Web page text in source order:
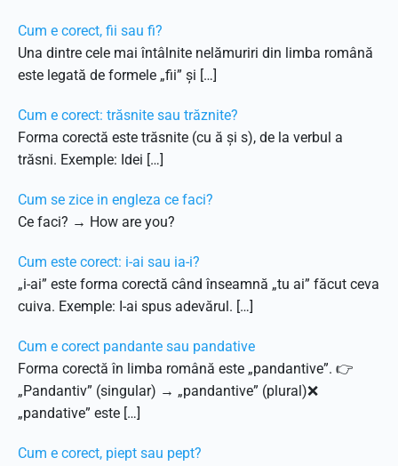
Cum e corect, fii sau fi?
Una dintre cele mai întâlnite nelămuriri din limba română
este legată de formele „fii” și […]
Cum e corect: trăsnite sau trăznite?
Forma corectă este trăsnite (cu ă și s), de la verbul a
trăsni. Exemple: Idei […]
Cum se zice in engleza ce faci?
Ce faci? → How are you?
Cum este corect: i-ai sau ia-i?
„i-ai” este forma corectă când înseamnă „tu ai” făcut ceva
cuiva. Exemple: I-ai spus adevărul. […]
Cum e corect pandante sau pandative
Forma corectă în limba română este „pandantive”. 👉
„Pandantiv” (singular) → „pandantive” (plural)❌
„pandative” este […]
Cum e corect, piept sau pept?